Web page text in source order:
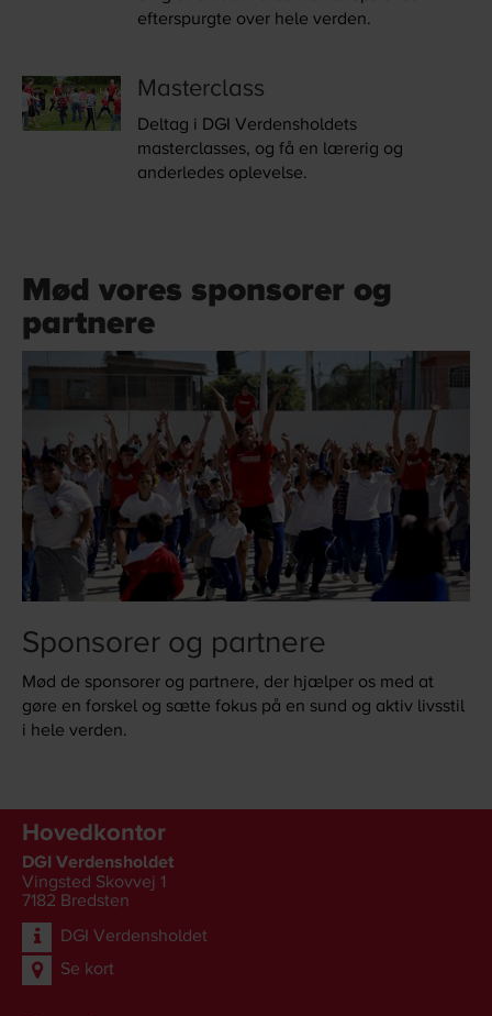
efterspurgte over hele verden.
Masterclass
Deltag i DGI Verdensholdets
masterclasses, og få en lærerig og
anderledes oplevelse.
Mød vores sponsorer og
partnere
Sponsorer og partnere
Mød de sponsorer og partnere, der hjælper os med at
gøre en forskel og sætte fokus på en sund og aktiv livsstil
i hele verden.
Hovedkontor
DGI Verdensholdet
Vingsted Skovvej 1
7182 Bredsten
DGI Verdensholdet
Se kort